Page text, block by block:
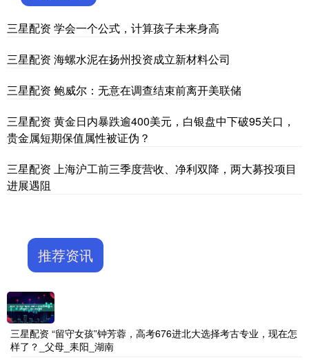
三星配资 学会一个公式，计算孩子未来身高
三星配资 海螺水泥在扬州投资成立新材料公司
三星配资 鲍威尔：无意在调查结束前离开美联储
三星配资 黄金日内暴跌逾400美元，白银盘中下破95关口，
贵金属短期保值属性被证伪？
三星配资 上海沪工前三季度营收、净利双降，两大募投项目
进展遇阻
推荐资讯
三星配资 “留守女孩”钟芳蓉，高考676进北大选择考古专业，现在怎
样了？_父母_耒阳_湖南